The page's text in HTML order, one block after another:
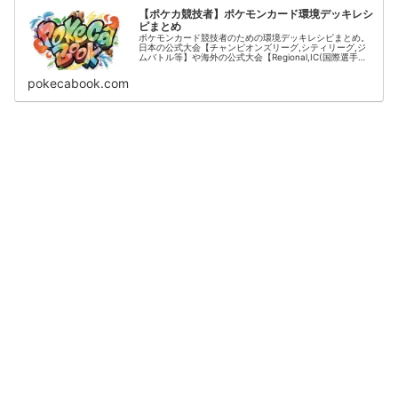
【ポケカ競技者】ポケモンカード環境デッキレシ
ピまとめ
ポケモンカード競技者のための環境デッキレシピまとめ。
日本の公式大会【チャンピオンズリーグ,シティリーグ,ジ
ムバトル等】や海外の公式大会【Regional,IC(国際選手
pokecabook.com